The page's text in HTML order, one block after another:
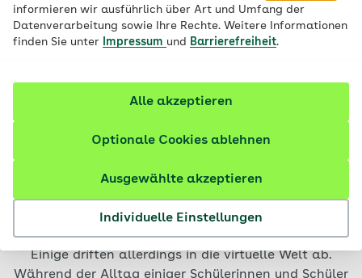
informieren wir ausführlich über Art und Umfang der
Datenverarbeitung sowie Ihre Rechte. Weitere Informationen
finden Sie unter
Impressum und Barrierefreiheit.
Individuelle Einstellungen
Ausgewählte akzeptieren
Optionale Cookies ablehnen
Alle akzeptieren
Das Internet ist mittlerweile zum festen Bestandteil
unseres Alltags geworden. Es eröffnet wichtige
soziale Räume, die viele Jugendliche positiv nutzen.
Einige driften allerdings in die virtuelle Welt ab.
Während der Alltag einiger Schülerinnen und Schüler